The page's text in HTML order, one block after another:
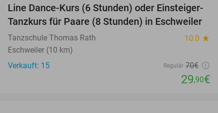
57%
Line Dance-Kurs (6 Stunden) oder Einsteiger-
Tanzkurs für Paare (8 Stunden) in Eschweiler
Tanzschule Thomas Rath 10.0 star
Eschweiler (10 km)
Verkauft: 15
Regulär 70€
29,90€